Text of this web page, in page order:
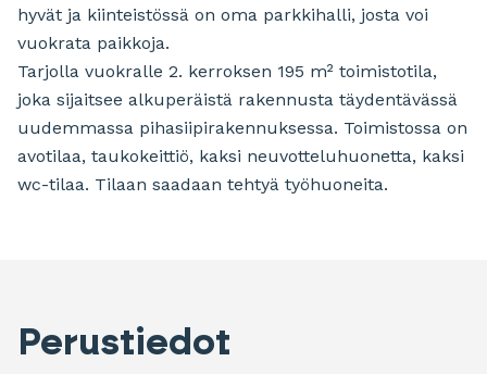
hyvät ja kiinteistössä on oma parkkihalli, josta voi
vuokrata paikkoja.
Tarjolla vuokralle 2. kerroksen 195 m² toimistotila,
joka sijaitsee alkuperäistä rakennusta täydentävässä
uudemmassa pihasiipirakennuksessa. Toimistossa on
avotilaa, taukokeittiö, kaksi neuvotteluhuonetta, kaksi
wc-tilaa. Tilaan saadaan tehtyä työhuoneita.
Perustiedot